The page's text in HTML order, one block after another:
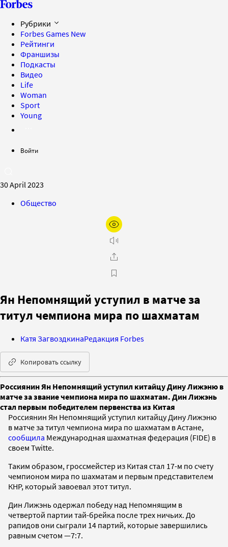
Рубрики
Forbes Games New
Рейтинги
Франшизы
Подкасты
Видео
Life
Woman
Sport
Young
Войти
30 April 2023
Общество
Ян Непомнящий уступил в матче за
титул чемпиона мира по шахматам
Катя ЗагвоздкинаРедакция Forbes
Копировать ссылку
Россиянин Ян Непомнящий уступил китайцу Дину Лижэню в
матче за звание чемпиона мира по шахматам. Дин Лижэнь
стал первым победителем первенства из Китая
Россиянин Ян Непомнящий уступил китайцу Дину Лижэню
в матче за титул чемпиона мира по шахматам в Астане,
сообщила Международная шахматная федерация (FIDE) в
своем Twitte.
Таким образом, гроссмейстер из Китая стал 17-м по счету
чемпионом мира по шахматам и первым представителем
КНР, который завоевал этот титул.
Дин Лижэнь одержал победу над Непомнящим в
четвертой партии тай-брейка после трех ничьих. До
рапидов они сыграли 14 партий, которые завершились
равным счетом —7:7.